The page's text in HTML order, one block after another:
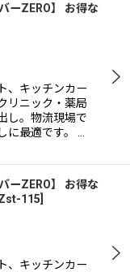
ーZERO】 お得な
、キッチンカー
リニック・薬局
し。物流現場で
に最適です。 …
ーZERO】 お得な
115
、キッチンカー